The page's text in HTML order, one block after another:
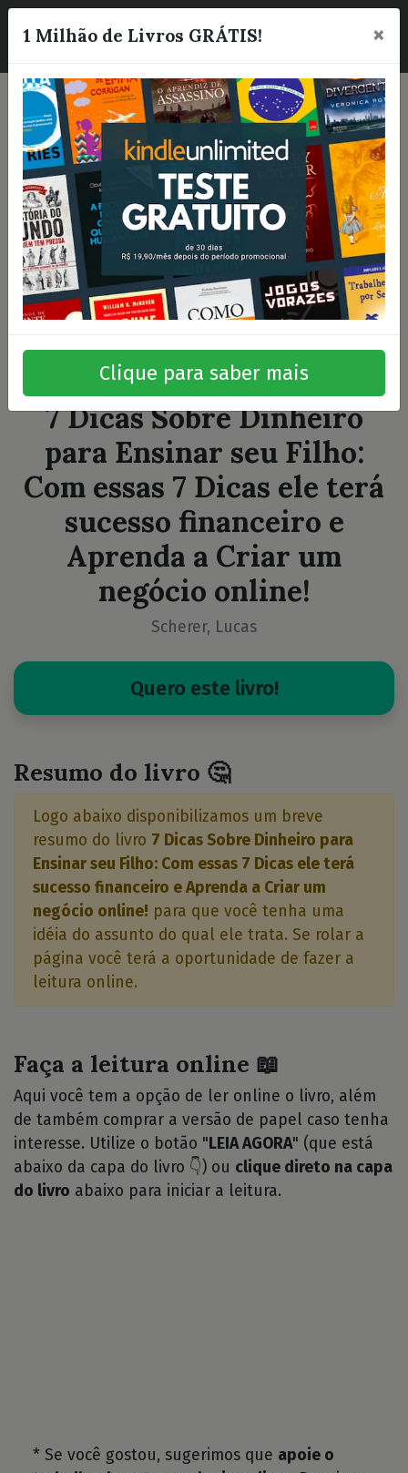
☰
7 Dicas Sobre Dinheiro
para Ensinar seu Filho:
Com essas 7 Dicas ele terá
sucesso financeiro e
Aprenda a Criar um
negócio online!
Scherer, Lucas
Quero este livro!
Resumo do livro 🤔
Logo abaixo disponibilizamos um breve
resumo do livro 7 Dicas Sobre Dinheiro para
Ensinar seu Filho: Com essas 7 Dicas ele terá
sucesso financeiro e Aprenda a Criar um
negócio online! para que você tenha uma
idéia do assunto do qual ele trata. Se rolar a
página você terá a oportunidade de fazer a
leitura online.
Faça a leitura online 📖
Aqui você tem a opção de ler online o livro, além
de também comprar a versão de papel caso tenha
interesse. Utilize o botão " LEIA AGORA" (que está
abaixo da capa do livro 👇) ou clique direto na capa
do livro abaixo para iniciar a leitura.
* Se você gostou, sugerimos que apoie o
1 Milhão de Livros GRÁTIS! ×
Clique para saber mais